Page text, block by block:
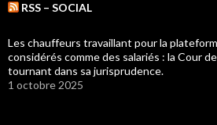
RSS – SOCIAL
Les chauffeurs travaillant pour la
considérés comme des salariés : la Cour
tournant dans sa jurisprudence.
1 octobre 2025